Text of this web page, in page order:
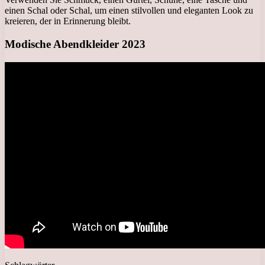
einen Schal oder Schal, um einen stilvollen und eleganten Look zu
kreieren, der in Erinnerung bleibt.
Modische Abendkleider 2023